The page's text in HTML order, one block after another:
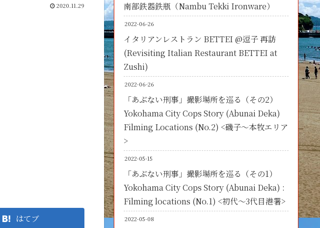
2020.11.29
はてブ
南部鉄器鉄瓶（Nambu Tekki Ironware）
2022-06-26
イタリアンレストラン BETTEI @逗子 再訪
(Revisiting Italian Restaurant BETTEI at
Zushi)
2022-06-26
「あぶない刑事」撮影場所を巡る（その2）
Yokohama City Cops Story (Abunai Deka)
Filming Locations (No.2) <磯子～本牧エリア
>
2022-05-15
「あぶない刑事」撮影場所を巡る（その1）
Yokohama City Cops Story (Abunai Deka) :
Filming locations (No.1) <初代～3代目港署>
2022-05-08